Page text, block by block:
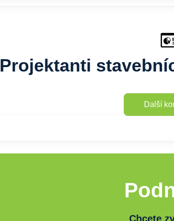
Projektanti
Další
Chcete